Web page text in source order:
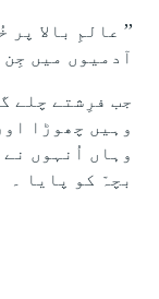
’’ عالمِ بالا
آدمیوں میں جِن
جب فرِشتے چلے
وہیں چھوڑا
وہاں اُنہوں
بچہّ کو پایا ۔